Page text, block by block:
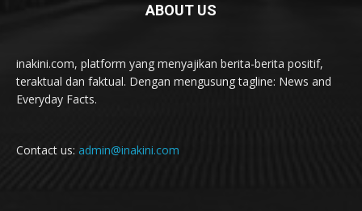
ABOUT US
inakini.com, platform yang menyajikan berita-berita positif,
teraktual dan faktual. Dengan mengusung tagline: News and
Everyday Facts.
Contact us: admin@inakini.com